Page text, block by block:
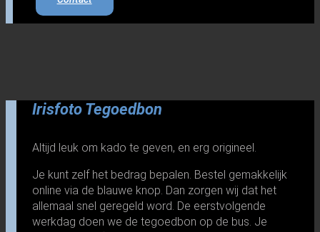
Irisfoto Tegoedbon
Altijd leuk om kado te geven, en erg origineel.
Je kunt zelf het bedrag bepalen. Bestel gemakkelijk
online via de blauwe knop. Dan zorgen wij dat het
allemaal snel geregeld word. De eerstvolgende
werkdag doen we de tegoedbon op de bus. Je